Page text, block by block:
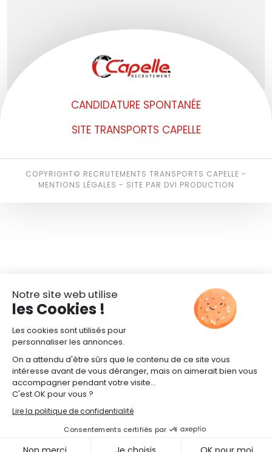
CANDIDATURE SPONTANÉE
SITE TRANSPORTS CAPELLE
COPYRIGHT© RECRUTEMENTS TRANSPORTS CAPELLE -
MENTIONS LÉGALES - SITE PAR DVI PRODUCTION